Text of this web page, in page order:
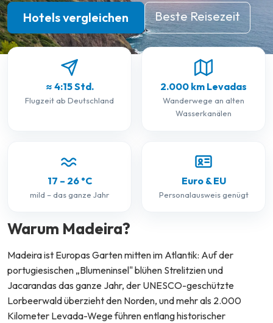
Hotels vergleichen Beste Reisezeit
≈ 4:15 Std.
Flugzeit ab Deutschland
2.000 km Levadas
Wanderwege an alten
Wasserkanälen
17 – 26 °C
mild – das ganze Jahr
Euro & EU
Personalausweis genügt
Warum Madeira?
Madeira ist Europas Garten mitten im Atlantik: Auf der
portugiesischen „Blumeninsel" blühen Strelitzien und
Jacarandas das ganze Jahr, der UNESCO-geschützte
Lorbeerwald überzieht den Norden, und mehr als 2.000
Kilometer Levada-Wege führen entlang historischer